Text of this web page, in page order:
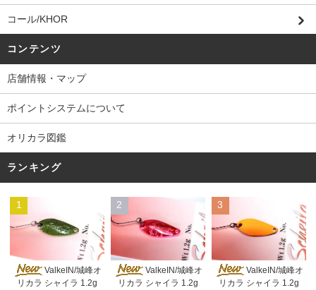
コール/KHOR
コンテンツ
店舗情報・マップ
ポイントシステムについて
オリカラ図鑑
ランキング
1
ValkeIN/城峰オ
リカラ シャイラ 1.2g
2
ValkeIN/城峰オ
リカラ シャイラ 1.2g
3
ValkeIN/城峰オ
リカラ シャイラ 1.2g